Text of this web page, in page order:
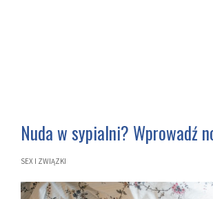
Nuda w sypialni? Wprowadź
SEX I ZWIĄZKI